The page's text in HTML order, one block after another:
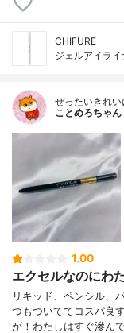
CHIFURE
ジェルアイライ
ぜったいきれ
ことめろちゃん
1.00
エクセルなのにわ
リキッド、ペンシル、
つもついててコスパ良
が！わたしはすぐ滲ん